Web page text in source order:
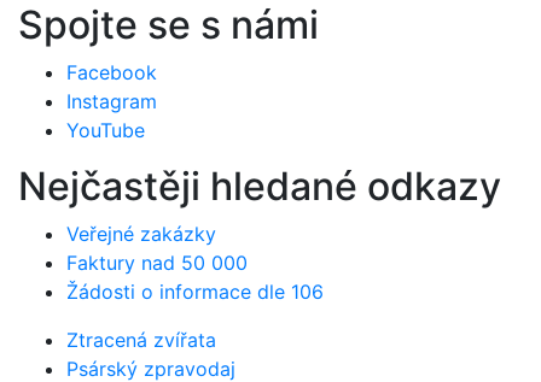
Spojte se s námi
Facebook
Instagram
YouTube
Nejčastěji hledané odkazy
Veřejné zakázky
Faktury nad 50 000
Žádosti o informace dle 106
Ztracená zvířata
Psárský zpravodaj